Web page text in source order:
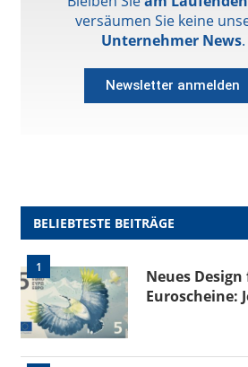
versäumen Sie keine
Unternehmer News.
Newsletter anmelden
BELIEBTESTE BEITRÄGE
1
Neues
Euroscheine: